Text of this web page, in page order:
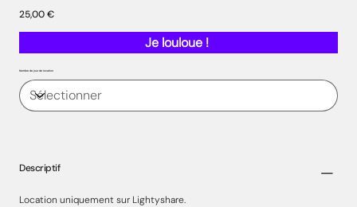
Prix
25,00 €
Je louloue !
Nombre de jour de location
Descriptif
Location uniquement sur Lightyshare.